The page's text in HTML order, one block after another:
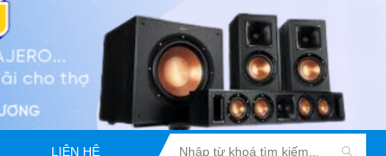
LIÊN HỆ